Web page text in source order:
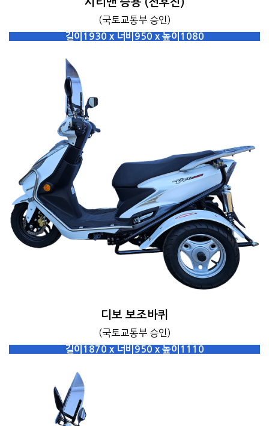
(국토교통부 승인)
길이1930 x 너비950 x 높이1080
디보 보조바퀴
(국토교통부 승인)
길이1870 x 너비950 x 높이1110